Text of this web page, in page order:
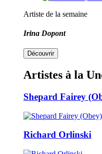
Artiste de la semaine
Irina Dopont
Découvrir
Artistes à la
Shepard Fairey
Richard Orlinski